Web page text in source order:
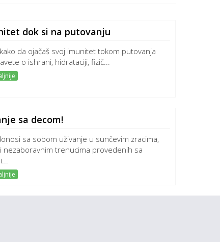
dok si na putovanju
da ojačaš svoj imunitet tokom putovanja
o ishrani, hidrataciji, fizič...
sa decom!
sa sobom uživanje u sunčevim zracima,
nezaboravnim trenucima provedenih sa